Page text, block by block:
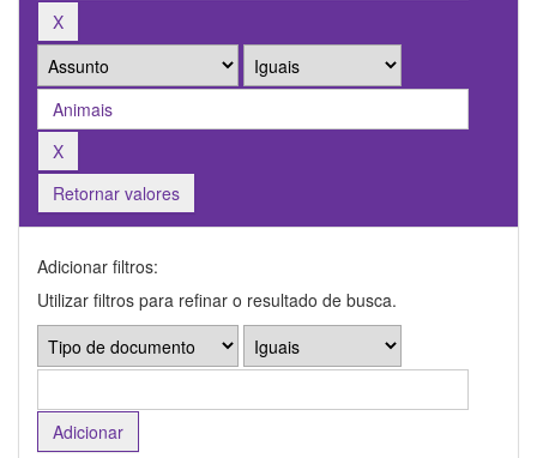
Retornar valores
Adicionar filtros:
Utilizar filtros para refinar o resultado de busca.